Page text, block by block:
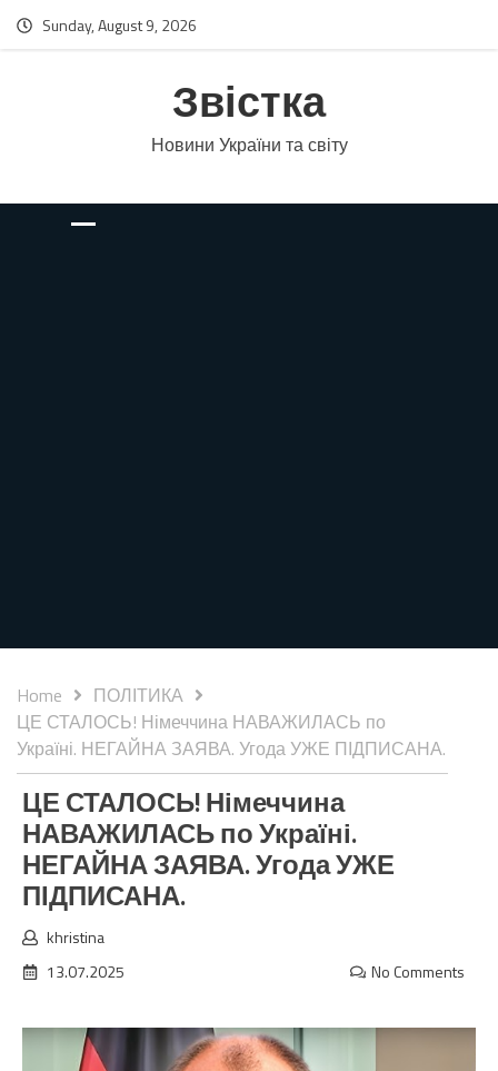
Sunday, August 9, 2026
Звістка
Новини України та світу
Home
ПОЛІТИКА
ЦЕ СТАЛОСЬ! Німеччина НАВАЖИЛАСЬ по
Україні. НЕГАЙНА ЗАЯВА. Угода УЖЕ ПІДПИСАНА.
ЦЕ СТАЛОСЬ! Німеччина
НАВАЖИЛАСЬ по Україні.
НЕГАЙНА ЗАЯВА. Угода УЖЕ
ПІДПИСАНА.
khristina
13.07.2025
No Comments